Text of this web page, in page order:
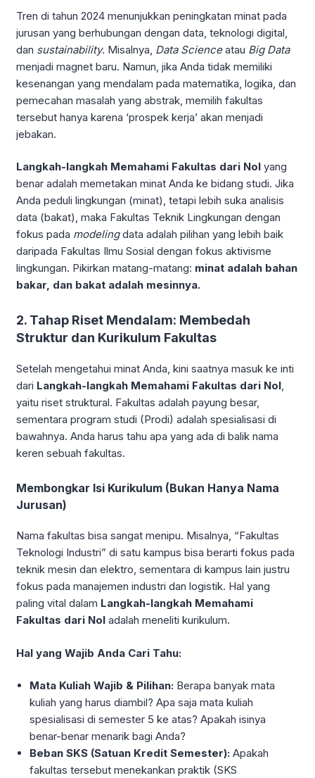
Tren di tahun 2024 menunjukkan peningkatan minat pada
jurusan yang berhubungan dengan data, teknologi digital,
dan sustainability. Misalnya, Data Scienceatau Big Data
menjadi magnet baru. Namun, jika Anda tidak memiliki
kesenangan yang mendalam pada matematika, logika, dan
pemecahan masalah yang abstrak, memilih fakultas
tersebut hanya karena ‘prospek kerja’ akan menjadi
jebakan.
Langkah-langkah Memahami Fakultas dari Nol yang
benar adalah memetakan minat Anda ke bidang studi. Jika
Anda peduli lingkungan (minat), tetapi lebih suka analisis
data (bakat), maka Fakultas Teknik Lingkungan dengan
fokus pada modelingdata adalah pilihan yang lebih baik
daripada Fakultas Ilmu Sosial dengan fokus aktivisme
lingkungan. Pikirkan matang-matang: minat adalah bahan
bakar, dan bakat adalah mesinnya.
2. Tahap Riset Mendalam: Membedah
Struktur dan Kurikulum Fakultas
Setelah mengetahui minat Anda, kini saatnya masuk ke inti
dari Langkah-langkah Memahami Fakultas dari Nol,
yaitu riset struktural. Fakultas adalah payung besar,
sementara program studi (Prodi) adalah spesialisasi di
bawahnya. Anda harus tahu apa yang ada di balik nama
keren sebuah fakultas.
Membongkar Isi Kurikulum (Bukan Hanya Nama
Jurusan)
Nama fakultas bisa sangat menipu. Misalnya, “Fakultas
Teknologi Industri” di satu kampus bisa berarti fokus pada
teknik mesin dan elektro, sementara di kampus lain justru
fokus pada manajemen industri dan logistik. Hal yang
paling vital dalam Langkah-langkah Memahami
Fakultas dari Nol adalah meneliti kurikulum.
Hal yang Wajib Anda Cari Tahu:
Mata Kuliah Wajib & Pilihan: Berapa banyak mata
kuliah yang harus diambil? Apa saja mata kuliah
spesialisasi di semester 5 ke atas? Apakah isinya
benar-benar menarik bagi Anda?
Beban SKS (Satuan Kredit Semester): Apakah
fakultas tersebut menekankan praktik (SKS